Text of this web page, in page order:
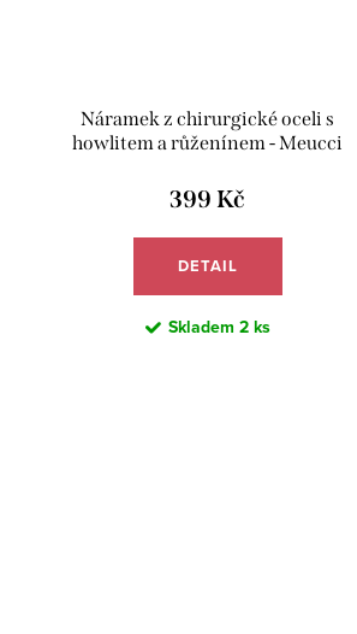
Náramek z chirurgické oceli s
howlitem a růženínem - Meucci
399 Kč
DETAIL
Skladem 2 ks